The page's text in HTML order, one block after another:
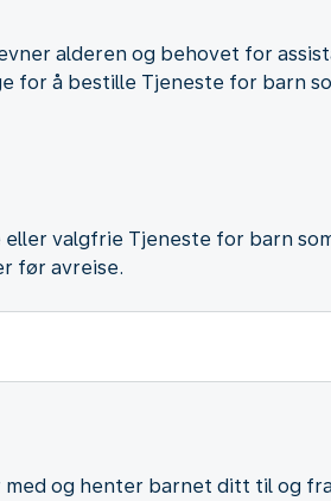
alderen og behovet for
for å bestille Tjeneste for barn
valgfrie Tjeneste for barn
før avreise.
og henter barnet ditt til og fra